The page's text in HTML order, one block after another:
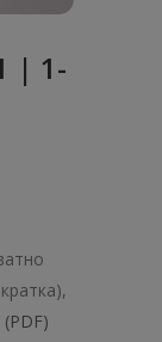
| 1-
(PDF)